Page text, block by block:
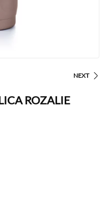
NEXT
ROZALIE